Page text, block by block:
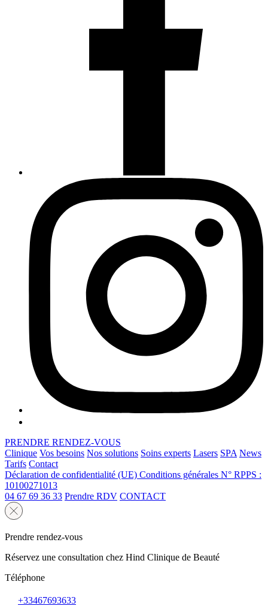
PRENDRE RENDEZ-VOUS
Clinique Vos besoins Nos solutions Soins experts Lasers SPA News
Tarifs Contact
Déclaration de confidentialité (UE) Conditions générales N° RPPS :
10100271013
04 67 69 36 33 Prendre RDV CONTACT
Prendre rendez-vous
Réservez une consultation chez Hind Clinique de Beauté
Téléphone
+33467693633